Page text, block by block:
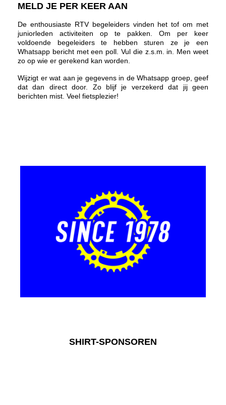
MELD JE PER KEER AAN
De enthousiaste RTV begeleiders vinden het tof om met
juniorleden activiteiten op te pakken. Om per keer
voldoende begeleiders te hebben sturen ze je een
Whatsapp bericht met een poll. Vul die z.s.m. in. Men weet
zo op wie er gerekend kan worden.
Wijzigt er wat aan je gegevens in de Whatsapp groep, geef
dat dan direct door. Zo blijf je verzekerd dat jij geen
berichten mist. Veel fietsplezier!
SHIRT-SPONSOREN